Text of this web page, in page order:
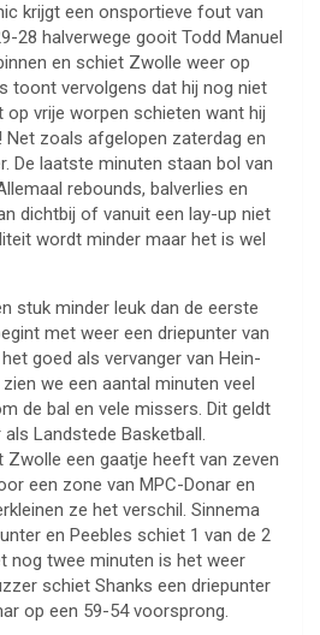
krijgt een onsportieve fout van
28 halverwege gooit Todd Manuel
en schiet Zwolle weer op
toont vervolgens dat hij nog niet
vrije worpen schieten want hij
Net zoals afgelopen zaterdag en
De laatste minuten staan bol van
rebounds, balverlies en
dichtbij of vanuit een lay-up niet
wordt minder maar het is wel
stuk minder leuk dan de eerste
met weer een driepunter van
goed als vervanger van Hein-
we een aantal minuten veel
de bal en vele missers. Dit geldt
Landstede Basketball.
Zwolle een gaatje heeft van zeven
een zone van MPC-Donar en
ze het verschil. Sinnema
en Peebles schiet 1 van de 2
nog twee minuten is het weer
schiet Shanks een driepunter
op een 59-54 voorsprong.